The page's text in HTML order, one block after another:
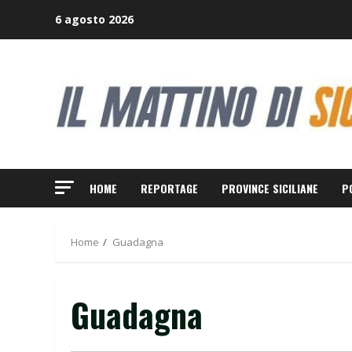
6 agosto 2026
HOME REPORTAGE PROVINCE SICILIANE
Home Guadagna
Guadagna